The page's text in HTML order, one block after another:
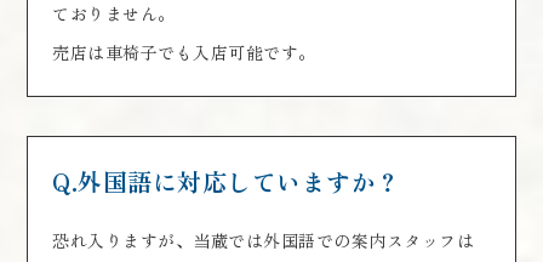
ておりません。
売店は車椅子でも入店可能です。
Q.外国語に対応していますか？
恐れ入りますが、当蔵では外国語での案内スタッフは